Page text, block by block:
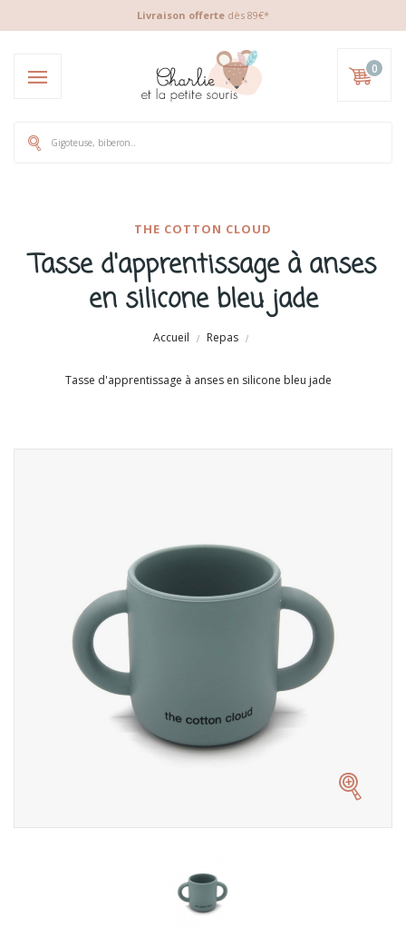
Livraison offerte dès 89€*
0
THE COTTON CLOUD
Tasse d'apprentissage à anses
en silicone bleu jade
Accueil Repas
Tasse d'apprentissage à anses en silicone bleu jade